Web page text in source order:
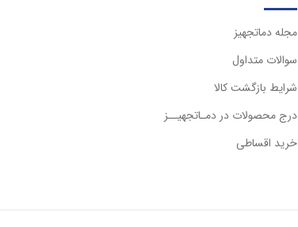
مجله دماتجهیز
سوالات متداول
شرایط بازگشت کالا
درج محصولات در دمـاتجهیــز
خرید اقساطی